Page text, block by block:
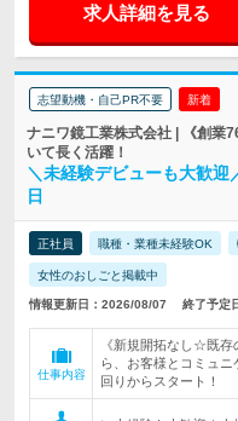
求人詳細を見る
志望動機・自己PR不要 新着
ナニワ鏡工業株式会社 | 《創
いて長く活躍！
＼未経験デビューも大歓
日
正社員 職種・業種未経験OK
女性のおしごと掲載中
情報更新日：2026/08/07 終了予定
仕事内容
《新規開拓なし☆既
ら、お客様とコミュ
回りからスタート！